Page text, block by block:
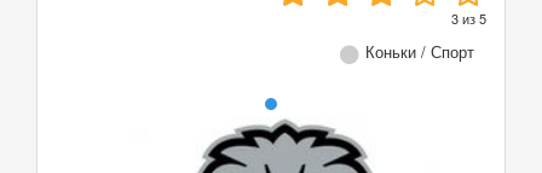
3из5
Коньки / Спорт